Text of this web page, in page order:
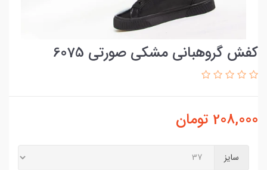
کفش گروهبانی مشکی صورتی 6075
208,000 تومان
سایز